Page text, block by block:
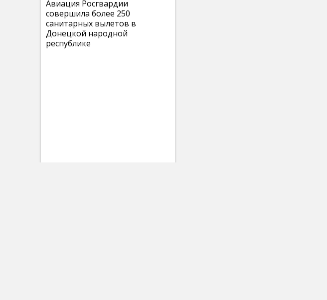
Авиация Росгвардии
совершила более 250
санитарных вылетов в
Донецкой народной
республике